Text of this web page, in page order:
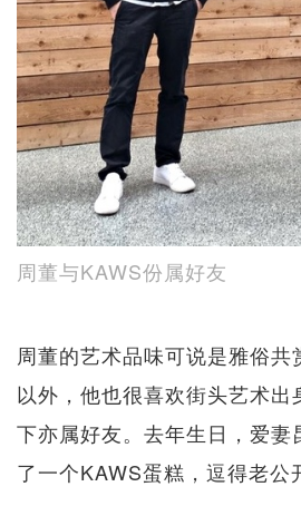
周董与KAWS份属好友
周董的艺术品味可说是雅俗
以外，他也很喜欢街头艺术
下亦属好友。去年生日，爱妻
了一个KAWS蛋糕，逗得老公